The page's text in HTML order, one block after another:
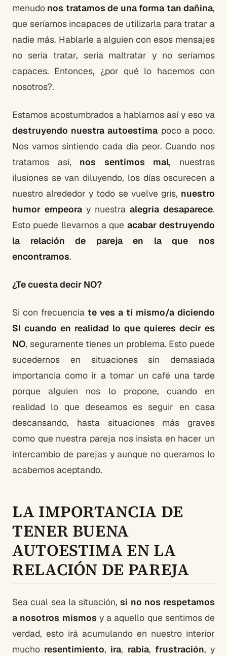
menudo nos tratamos de una forma tan dañina,
que seríamos incapaces de utilizarla para tratar a
nadie más. Hablarle a alguien con esos mensajes
no sería tratar, sería maltratar y no seríamos
capaces. Entonces, ¿por qué lo hacemos con
nosotros?.
Estamos acostumbrados a hablarnos así y eso va
destruyendo nuestra autoestima poco a poco.
Nos vamos sintiendo cada día peor. Cuando nos
tratamos así, nos sentimos mal, nuestras
ilusiones se van diluyendo, los días oscurecen a
nuestro alrededor y todo se vuelve gris, nuestro
humor empeora y nuestra alegría desaparece.
Esto puede llevarnos a que acabar destruyendo
la relación de pareja en la que nos
encontramos.
¿Te cuesta decir NO?
Si con frecuencia te ves a ti mismo/a diciendo
SI cuando en realidad lo que quieres decir es
NO, seguramente tienes un problema. Esto puede
sucedernos en situaciones sin demasiada
importancia como ir a tomar un café una tarde
porque alguien nos lo propone, cuando en
realidad lo que deseamos es seguir en casa
descansando, hasta situaciones más graves
como que nuestra pareja nos insista en hacer un
intercambio de parejas y aunque no queramos lo
acabemos aceptando.
LA IMPORTANCIA DE
TENER BUENA
AUTOESTIMA EN LA
RELACIÓN DE PAREJA
Sea cual sea la situación,si no nos respetamos
a nosotros mismos y a aquello que sentimos de
verdad, esto irá acumulando en nuestro interior
mucho resentimiento, ira, rabia, frustración, y